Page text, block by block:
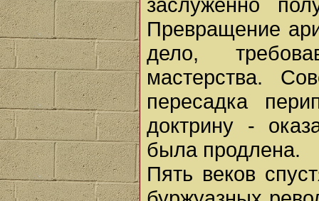
Превращение
дело,
мастерства.
пересадка
доктрину -
была продлена.
Пять веков